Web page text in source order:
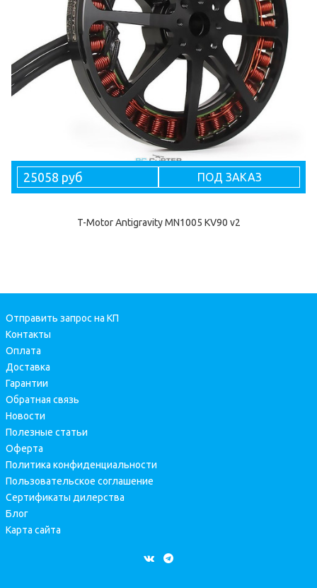
25058 руб ПОД ЗАКАЗ
T-Motor Antigravity MN1005 KV90 v2
Отправить запрос на КП
Контакты
Оплата
Доставка
Гарантии
Обратная связь
Новости
Полезные статьи
Оферта
Политика конфиденциальности
Пользовательское соглашение
Сертификаты дилерства
Блог
Карта сайта